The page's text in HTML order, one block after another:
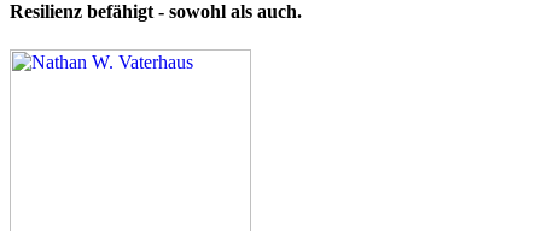
Resilienz befähigt - sowohl als auch.